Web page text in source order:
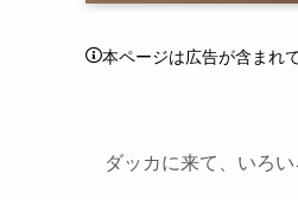
本ページは広告が含まれ
ダッカに来て、いろ